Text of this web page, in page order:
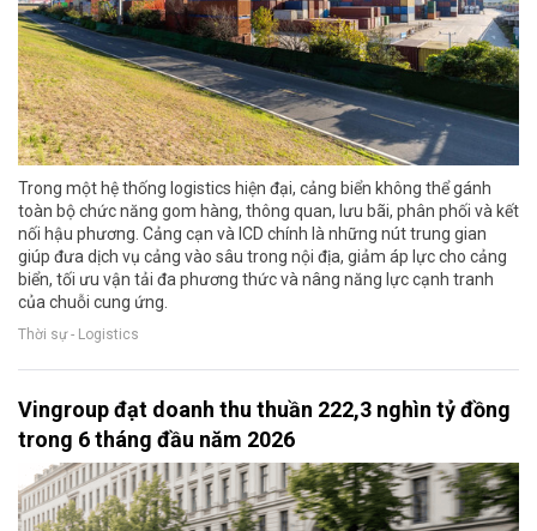
Trong một hệ thống logistics hiện đại, cảng biển không thể gánh
toàn bộ chức năng gom hàng, thông quan, lưu bãi, phân phối và kết
nối hậu phương. Cảng cạn và ICD chính là những nút trung gian
giúp đưa dịch vụ cảng vào sâu trong nội địa, giảm áp lực cho cảng
biển, tối ưu vận tải đa phương thức và nâng năng lực cạnh tranh
của chuỗi cung ứng.
Thời sự - Logistics
Vingroup đạt doanh thu thuần 222,3 nghìn tỷ đồng
trong 6 tháng đầu năm 2026